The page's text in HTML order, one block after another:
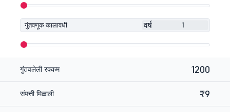
गुंतवणूक कालावधी वर्ष
गुंतवलेली रक्कम 1200
संपत्ती मिळाली ₹9